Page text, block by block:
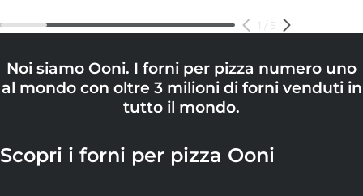
1 / 5
Noi siamo Ooni. I forni per pizza numero uno
al mondo con oltre 3 milioni di forni venduti in
tutto il mondo.
Scopri i forni per pizza Ooni